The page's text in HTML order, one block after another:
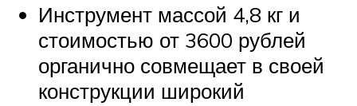
Инструмент массой 4,8 кг и
стоимостью от 3600 рублей
органично совмещает в своей
конструкции широкий